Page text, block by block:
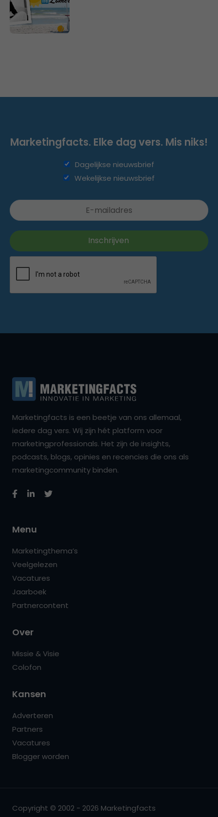
Marketingfacts. Elke dag vers. Mis niks!
Dagelijkse nieuwsbrief
Wekelijkse nieuwsbrief
Marketingfacts is een beetje van ons allemaal,
iedere dag vers. Wij zijn hét platform voor
marketingprofessionals. Het zijn de insights,
podcasts, blogs, opinies en recencies die ons als
marketingcommunity binden.
Menu
Marketingthema’s
Veelgelezen
Vacatures
Jaarboek
Partnercontent
Over
Missie & Visie
Colofon
Kansen
Adverteren
Partners
Vacatures
Blogger worden
Copyright © 2002 - 2026 Marketingfacts